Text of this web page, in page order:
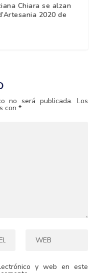
Chiara se alzan
2020 de
no será publicada. Los
con*
y web en este